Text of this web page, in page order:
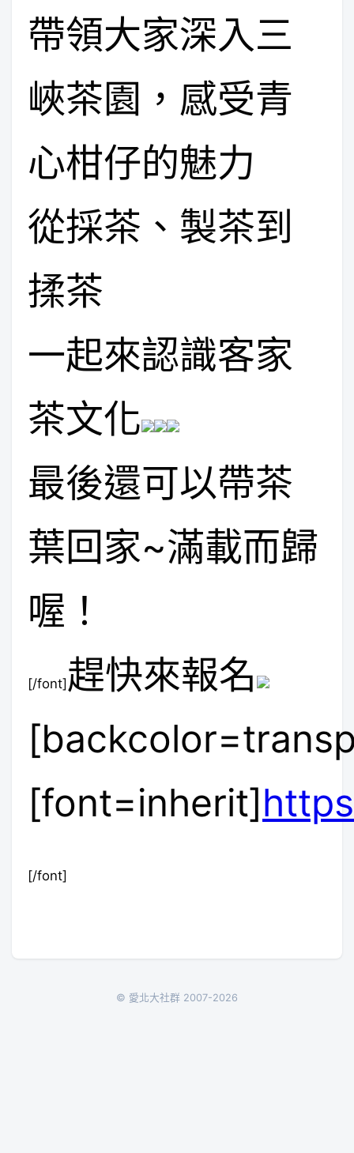
帶領大家深入三
峽茶園，感受青
心柑仔的魅力
從採茶、製茶到
揉茶
一起來認識客家
茶文化
最後還可以帶茶
葉回家~滿載而歸
喔！
[/font] 趕快來報名
[font=inherit]
[/font]
© 愛北大社群 2007-2026